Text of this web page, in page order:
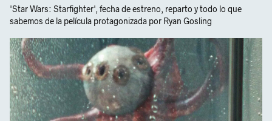
'Star Wars: Starfighter', fecha de estreno, reparto y todo lo que
sabemos de la película protagonizada por Ryan Gosling